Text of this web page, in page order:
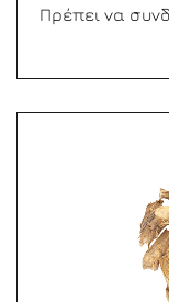
Πρέπει να